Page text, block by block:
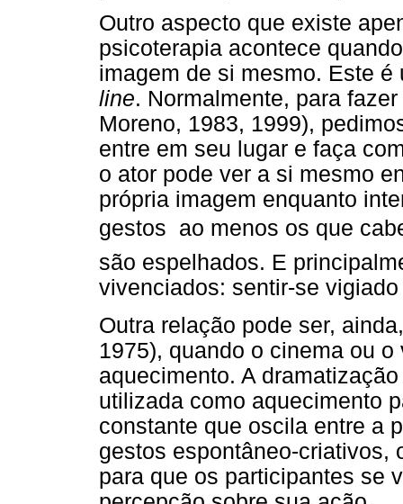
Outro aspecto que existe
psicoterapia acontece
imagem de si mesmo. Este
line. Normalmente, para
Moreno, 1983, 1999),
entre em seu lugar e faça
o ator pode ver a si mesmo
própria imagem enquanto
gestos  ao menos os que
são espelhados. E
vivenciados: sentir-se
Outra relação pode ser,
1975), quando o cinema ou
aquecimento. A
utilizada como aquecimento
constante que oscila entre a
gestos espontâneo-criativos,
para que os participantes se